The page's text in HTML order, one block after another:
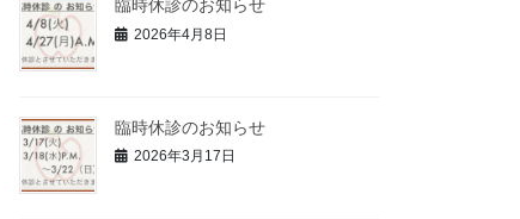
臨時休診のお知らせ
2026年4月8日
臨時休診のお知らせ
2026年3月17日